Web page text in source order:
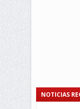
NOTICIAS